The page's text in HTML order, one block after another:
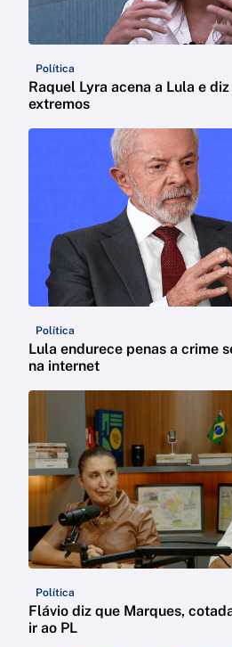
Política
Raquel Lyra acena a Lula e
extremos
Política
Lula endurece penas a crime
na internet
Política
Flávio diz que Marques,
ir ao PL